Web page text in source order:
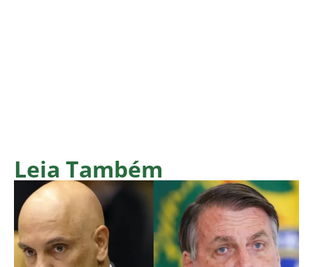
Leia Também